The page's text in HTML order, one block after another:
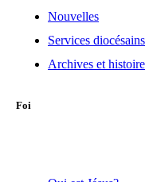
Nouvelles
Services diocésains
Archives et histoire
Foi